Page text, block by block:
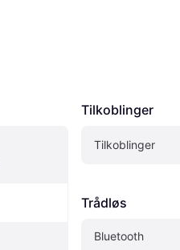
Tilkoblinger
Tilkoblinger
Trådløs
Bluetooth